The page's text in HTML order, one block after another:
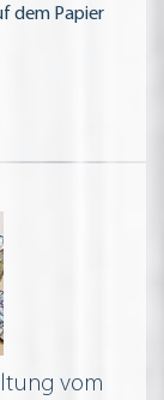
dem Papier
vom